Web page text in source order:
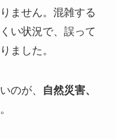
ません。混雑する
い状況で、誤って
ました。
のが、
自然災害、